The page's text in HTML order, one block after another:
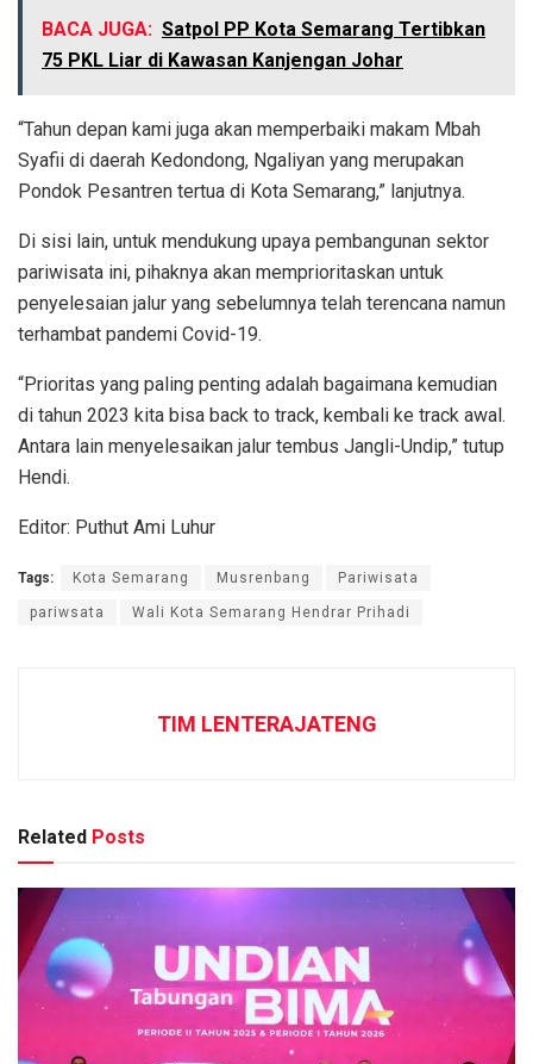
BACA JUGA: Satpol PP Kota Semarang Tertibkan
75 PKL Liar di Kawasan Kanjengan Johar
“Tahun depan kami juga akan memperbaiki makam Mbah
Syafii di daerah Kedondong, Ngaliyan yang merupakan
Pondok Pesantren tertua di Kota Semarang,” lanjutnya.
Di sisi lain, untuk mendukung upaya pembangunan sektor
pariwisata ini, pihaknya akan memprioritaskan untuk
penyelesaian jalur yang sebelumnya telah terencana namun
terhambat pandemi Covid-19.
“Prioritas yang paling penting adalah bagaimana kemudian
di tahun 2023 kita bisa back to track, kembali ke track awal.
Antara lain menyelesaikan jalur tembus Jangli-Undip,” tutup
Hendi.
Editor: Puthut Ami Luhur
Tags: Kota Semarang Musrenbang Pariwisata
pariwsata Wali Kota Semarang Hendrar Prihadi
TIM LENTERAJATENG
Related Posts